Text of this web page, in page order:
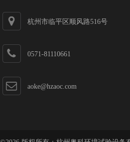
杭州市临平区顺风路516号
0571-81110661
aoke@hzaoc.com